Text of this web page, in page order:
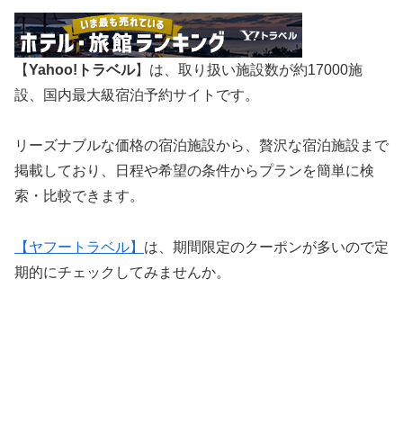
【Yahoo!トラベル】は、取り扱い施設数が約17000施
設、国内最大級宿泊予約サイトです。
リーズナブルな価格の宿泊施設から、贅沢な宿泊施設まで
掲載しており、日程や希望の条件からプランを簡単に検
索・比較できます。
【ヤフートラベル】 は、期間限定のクーポンが多いので定
期的にチェックしてみませんか。